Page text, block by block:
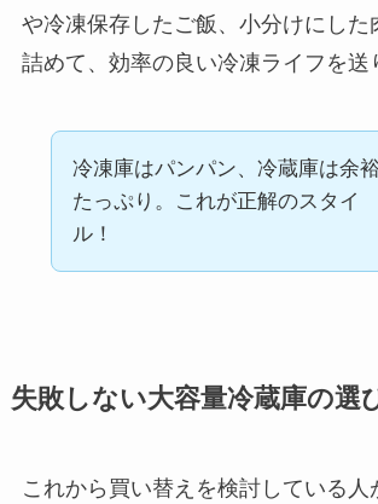
や冷凍保存したご飯、小分けにした
詰めて、効率の良い冷凍ライフを送
冷凍庫はパンパン、冷蔵庫は余裕
たっぷり。これが正解のスタイ
ル！
失敗しない大容量冷蔵庫の選
これから買い替えを検討している人